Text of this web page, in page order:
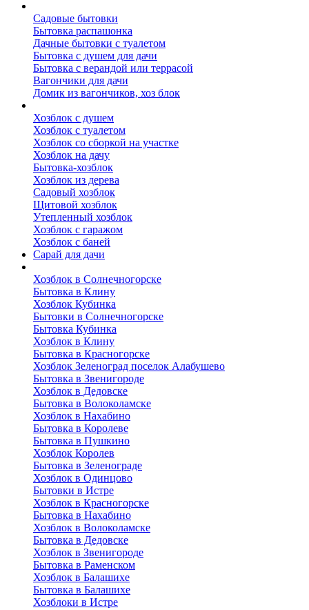
Садовые бытовки
Бытовка распашонка
Дачные бытовки с туалетом
Бытовка с душем для дачи
Бытовка с верандой или террасой
Вагончики для дачи
Домик из вагончиков, хоз блок
Хозблок с душем
Хозблок с туалетом
Хозблок со сборкой на участке
Хозблок на дачу
Бытовка-хозблок
Хозблок из дерева
Садовый хозблок
Щитовой хозблок
Утепленный хозблок
Хозблок с гаражом
Хозблок с баней
Сарай для дачи
Хозблок в Солнечногорске
Бытовка в Клину
Хозблок Кубинка
Бытовки в Солнечногорске
Бытовка Кубинка
Хозблок в Клину
Бытовка в Красногорске
Хозблок Зеленоград поселок Алабушево
Бытовка в Звенигороде
Хозблок в Дедовске
Бытовка в Волоколамске
Хозблок в Нахабино
Бытовка в Королеве
Бытовкa в Пушкино
Хозблок Королев
Бытовка в Зеленограде
Хозблок в Одинцово
Бытовки в Истре
Хозблок в Красногорске
Бытовка в Нахабино
Хозблок в Волоколамске
Бытовкa в Дедовске
Хозблок в Звенигороде
Бытовка в Раменском
Хозблок в Балашихе
Бытовкa в Балашихе
Хозблоки в Истре